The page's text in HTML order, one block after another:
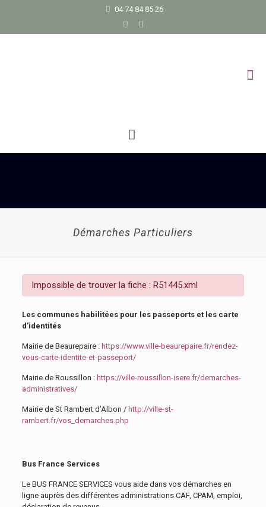
04 74 84 85 26
Démarches Particuliers
Impossible de trouver la fiche : R51445.xml
Les communes habilitées pour les passeports et les carte
d’identités
Mairie de Beaurepaire : https://www.ville-beaurepaire.fr/rendez-
vous-carte-identite-et-passeport/
Mairie de Roussillon : https://ville-roussillon-isere.fr/demarches-
administratives/
Mairie de St Rambert d’Albon / http://ville-st-
rambert.fr/vos_demarches.php
Bus France Services
Le BUS FRANCE SERVICES vous aide dans vos démarches en
ligne auprès des différentes administrations CAF, CPAM, emploi,